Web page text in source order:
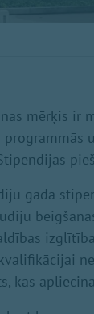
mērķis ir
gada
kas